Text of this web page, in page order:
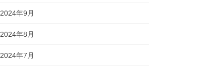
2024年9月
2024年8月
2024年7月